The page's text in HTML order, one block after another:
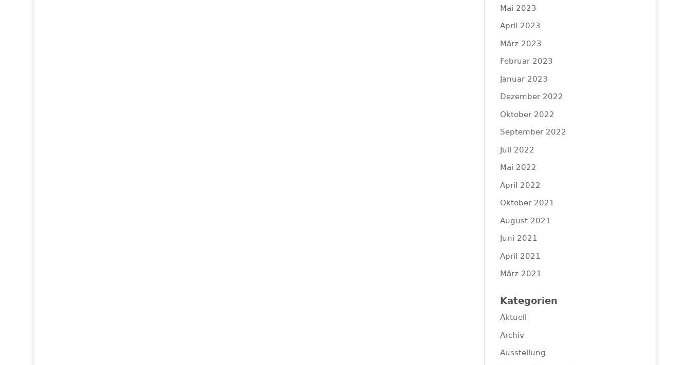
Mai 2023
April 2023
März 2023
Februar 2023
Januar 2023
Dezember 2022
Oktober 2022
September 2022
Juli 2022
Mai 2022
April 2022
Oktober 2021
August 2021
Juni 2021
April 2021
März 2021
Kategorien
Aktuell
Archiv
Ausstellung